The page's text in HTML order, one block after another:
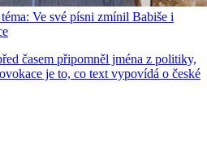
Ve své písni zmínil Babiše i
časem připomněl jména z politiky,
je to, co text vypovídá o české